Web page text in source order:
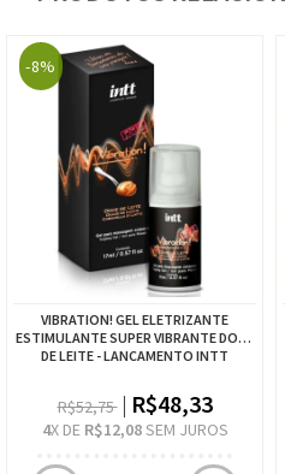
-8%
VIBRATION! GEL ELETRIZANTE
ESTIMULANTE SUPER VIBRANTE DOCE
DE LEITE - LANCAMENTO INTT
R$52,75 R$48,33
4X DE R$12,08SEM JUROS